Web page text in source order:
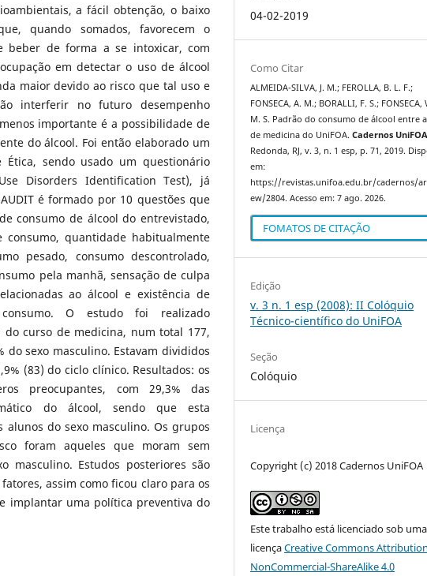
a fácil obtenção, o baixo
quando somados, favorecem o
de forma a se intoxicar, com
em detectar o uso de álcool
maior devido ao risco que tal uso e
interferir no futuro desempenho
importante é a possibilidade de
do álcool. Foi então elaborado um
sendo usado um questionário
Disorders Identification Test), já
é formado por 10 questões que
consumo de álcool do entrevistado,
quantidade habitualmente
pesado, consumo descontrolado,
pela manhã, sensação de culpa
ao álcool e existência de
O estudo foi realizado
curso de medicina, num total 177,
do sexo masculino. Estavam divididos
(83) do ciclo clínico. Resultados: os
preocupantes, com 29,3% das
do álcool, sendo que esta
alunos do sexo masculino. Os grupos
foram aqueles que moram sem
masculino. Estudos posteriores são
assim como ficou claro para os
implantar uma política preventiva do
04-02-2019
Como Citar
ALMEIDA-SILVA, J. M.; FEROLLA, B. L. F.;
FONSECA, A. M.; BORALLI, F. S.; FONSECA,
M. S. Padrão do consumo de álcool entre
de medicina do UniFOA.Cadernos
Redonda, RJ, v. 3, n. 1 esp, p. 71, 2019.
em:
https://revistas.unifoa.edu.br/cadernos/
ew/2804. Acesso em: 7 ago. 2026.
FOMATOS DE CITAÇÃO
Edição
v. 3 n. 1 esp (2008): II Colóquio
Técnico-científico do UniFOA
Seção
Colóquio
Licença
Copyright (c) 2018 Cadernos UniFOA
Este trabalho está licenciado sob uma
licençaCreative Commons
NonCommercial-ShareAlike 4.0